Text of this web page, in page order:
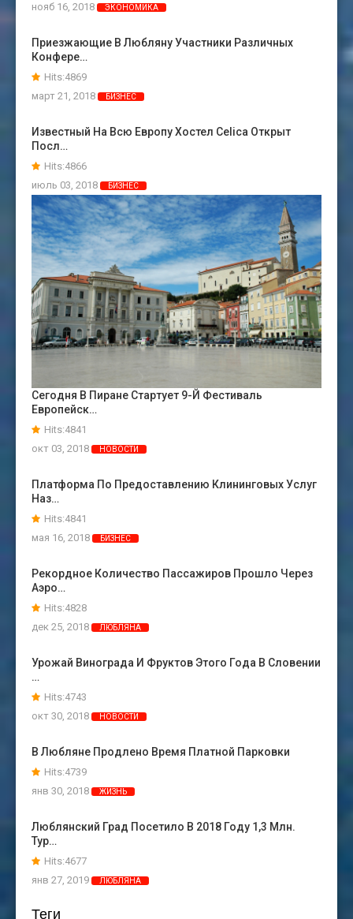
нояб 16, 2018
ЭКОНОМИКА
Приезжающие В Любляну Участники Различных
Конфере…
Hits:4869
март 21, 2018
БИЗНЕС
Известный На Всю Европу Хостел Celica Открыт
Посл…
Hits:4866
июль 03, 2018
БИЗНЕС
Сегодня В Пиране Стартует 9-Й Фестиваль
Европейск…
Hits:4841
окт 03, 2018
НОВОСТИ
Платформа По Предоставлению Клининговых Услуг
Наз…
Hits:4841
мая 16, 2018
БИЗНЕС
Рекордное Количество Пассажиров Прошло Через
Аэро…
Hits:4828
дек 25, 2018
ЛЮБЛЯНА
Урожай Винограда И Фруктов Этого Года В Словении
…
Hits:4743
окт 30, 2018
НОВОСТИ
В Любляне Продлено Время Платной Парковки
Hits:4739
янв 30, 2018
ЖИЗНЬ
Люблянский Град Посетило В 2018 Году 1,3 Млн.
Тур…
Hits:4677
янв 27, 2019
ЛЮБЛЯНА
Теги